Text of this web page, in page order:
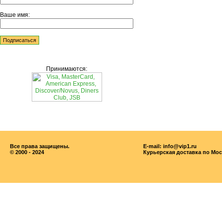
Ваше имя:
Принимаются:
Все права защищены.
© 2000 - 2024
E-mail: info@vip1.ru
Курьерская доставка по